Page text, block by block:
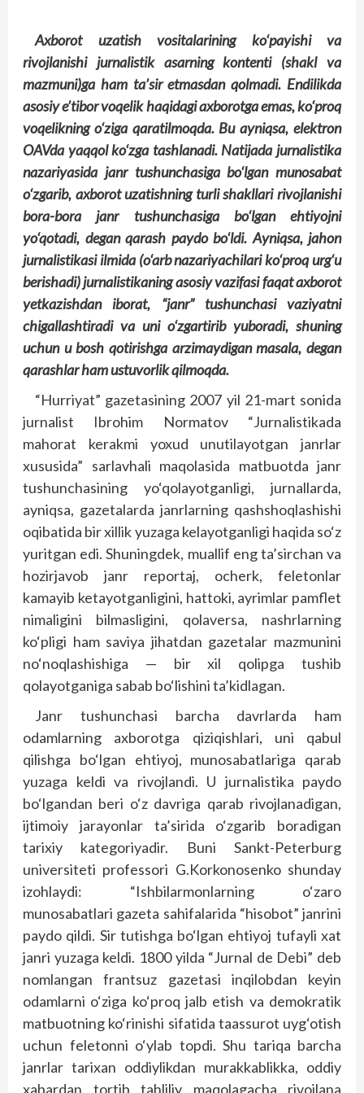
Axborot uzatish vositalarining ko‘payishi va
rivojlanishi jurnalistik asarning kontenti (shakl va
mazmuni)ga ham ta’sir etmasdan qolmadi. Endilikda
asosiy e’tibor voqelik haqidagi axborotga emas, ko‘proq
voqelikning o‘ziga qaratilmoqda. Bu ayniqsa, elektron
OAVda yaqqol ko‘zga tashlanadi. Natijada jurnalistika
nazariyasida janr tushunchasiga bo‘lgan munosabat
o‘zgarib, axborot uzatishning turli shakllari rivojlanishi
bora-bora janr tushunchasiga bo‘lgan ehtiyojni
yo‘qotadi, degan qarash paydo bo‘ldi. Ayniqsa, jahon
jurnalistikasi ilmida (o‘arb nazariyachilari ko‘proq urg‘u
berishadi) jurnalistikaning asosiy vazifasi faqat axborot
yetkazishdan iborat, “janr” tushunchasi vaziyatni
chigallashtiradi va uni o‘zgartirib yuboradi, shuning
uchun u bosh qotirishga arzimaydigan masala, degan
qarashlar ham ustuvorlik qilmoqda.
“Hurriyat” gazetasining 2007 yil 21-mart sonida
jurnalist Ibrohim Normatov “Jurnalistikada
mahorat kerakmi yoxud unutilayotgan janrlar
xususida” sarlavhali maqolasida matbuotda janr
tushunchasining yo‘qolayotganligi, jurnallarda,
ayniqsa, gazetalarda janrlarning qashshoqlashishi
oqibatida bir xillik yuzaga kelayotganligi haqida so‘z
yuritgan edi. Shuningdek, muallif eng ta’sirchan va
hozirjavob janr reportaj, ocherk, feletonlar
kamayib ketayotganligini, hattoki, ayrimlar pamflet
nimaligini bilmasligini, qolaversa, nashrlarning
ko‘pligi ham saviya jihatdan gazetalar mazmunini
no‘noqlashishiga — bir xil qolipga tushib
qolayotganiga sabab bo‘lishini ta’kidlagan.
Janr tushunchasi barcha davrlarda ham
odamlarning axborotga qiziqishlari, uni qabul
qilishga bo‘lgan ehtiyoj, munosabatlariga qarab
yuzaga keldi va rivojlandi. U jurnalistika paydo
bo‘lgandan beri o‘z davriga qarab rivojlanadigan,
ijtimoiy jarayonlar ta’sirida o‘zgarib boradigan
tarixiy kategoriyadir. Buni Sankt-Peterburg
universiteti professori G.Korkonosenko shunday
izohlaydi: “Ishbilarmonlarning o‘zaro
munosabatlari gazeta sahifalarida “hisobot” janrini
paydo qildi. Sir tutishga bo‘lgan ehtiyoj tufayli xat
janri yuzaga keldi. 1800 yilda “Jurnal de Debi” deb
nomlangan frantsuz gazetasi inqilobdan keyin
odamlarni o‘ziga ko‘proq jalb etish va demokratik
matbuotning ko‘rinishi sifatida taassurot uyg‘otish
uchun feletonni o‘ylab topdi. Shu tariqa barcha
janrlar tarixan oddiylikdan murakkablikka, oddiy
xabardan tortib tahliliy maqolagacha rivojlana